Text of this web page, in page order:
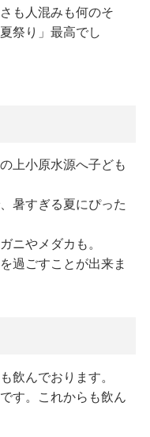
も人混みも何のそ
祭り」最高でし
上小原水源へ子ども
暑すぎる夏にぴった
ニやメダカも。
過ごすことが出来ま
飲んでおります。
す。これからも飲ん